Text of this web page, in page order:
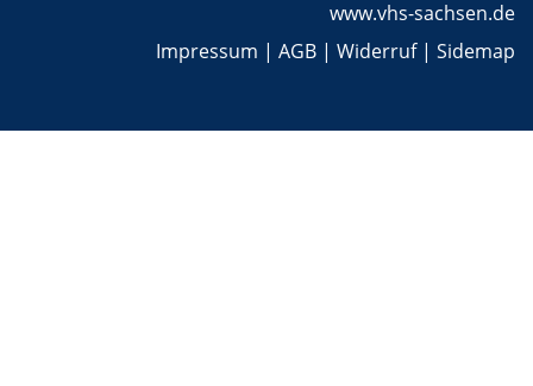
www.vhs-sachsen.de
Impressum | AGB | Widerruf| Sidemap